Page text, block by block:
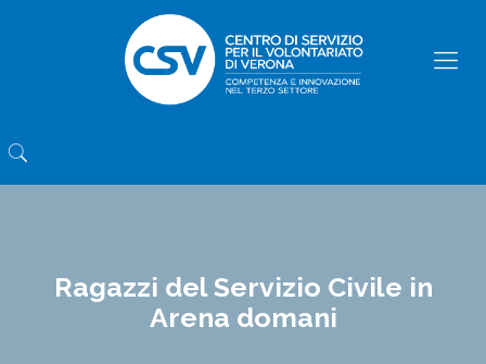
Ragazzi del Servizio Civile in
Arena domani